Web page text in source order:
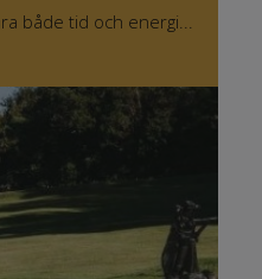
både tid och energi...